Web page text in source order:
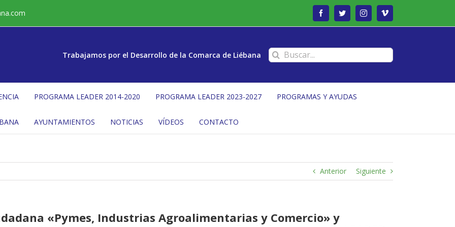
FacebookTwitterInstagramVimeo
Trabajamos por el Desarrollo de la Comarca de Liébana Buscar:
PROGRAMA LEADER 2014-2020 PROGRAMA LEADER 2023-2027 PROGRAMAS Y AYUDAS
AYUNTAMIENTOS NOTICIAS VÍDEOS CONTACTO
Anterior Siguiente
«Pymes, Industrias Agroalimentarias y Comercio» y